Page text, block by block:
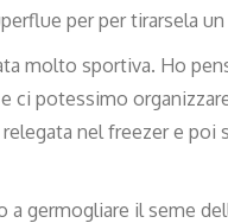
per per tirarsela un
molto sportiva. Ho
ci potessimo
nel freezer e poi
a germogliare il seme